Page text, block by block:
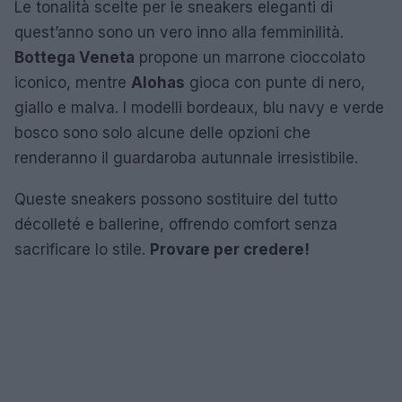
Le tonalità scelte per le sneakers eleganti di
quest’anno sono un vero inno alla femminilità.
Bottega Veneta propone un marrone cioccolato
iconico, mentre Alohas gioca con punte di nero,
giallo e malva. I modelli bordeaux, blu navy e verde
bosco sono solo alcune delle opzioni che
renderanno il guardaroba autunnale irresistibile.
Queste sneakers possono sostituire del tutto
décolleté e ballerine, offrendo comfort senza
sacrificare lo stile. Provare per credere!